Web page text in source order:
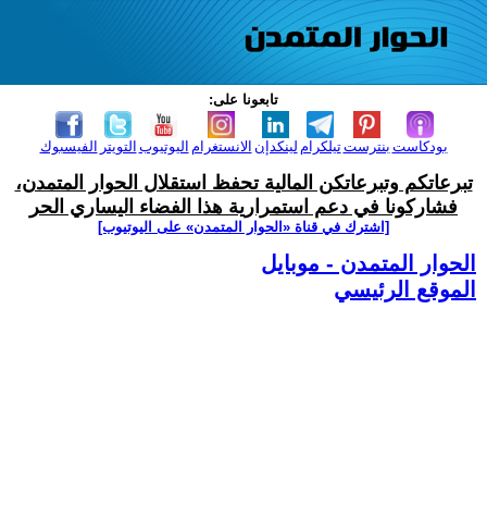
تابعونا على:
الفيسبوك التويتر اليوتيوب الانستغرام لينكدإن تيلكرامبنترست بودكاست
تبرعاتكم وتبرعاتكن المالية تحفظ استقلال الحوار المتمدن،
فشاركونا في دعم استمرارية هذا الفضاء اليساري الحر
[اشترك في قناة ‫«الحوار المتمدن» على اليوتيوب]
الحوار المتمدن - موبايل
الموقع الرئيسي